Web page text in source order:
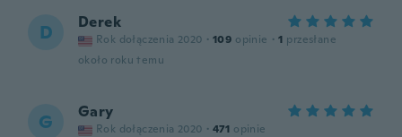
D Derek
Rok dołączenia 2020 · 109 opinie · 1 przesłane
około roku temu
G Gary
Rok dołączenia 2020 · 471 opinie